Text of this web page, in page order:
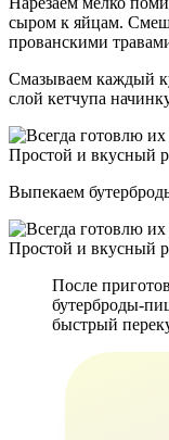
сыром к яйцам.
прованскими
Смазываем каждый
слой кетчупа
Выпекаем
После
бутерброды-
быстрый